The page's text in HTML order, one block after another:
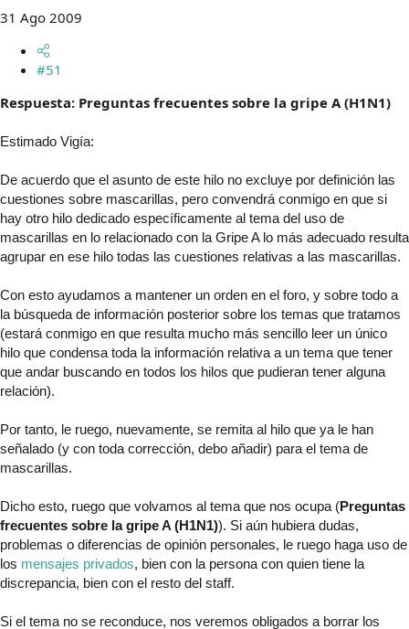
31 Ago 2009
#51
Respuesta: Preguntas frecuentes sobre la gripe A (H1N1)
Estimado Vigía:
De acuerdo que el asunto de este hilo no excluye por definición las
cuestiones sobre mascarillas, pero convendrá conmigo en que si
hay otro hilo dedicado específicamente al tema del uso de
mascarillas en lo relacionado con la Gripe A lo más adecuado resulta
agrupar en ese hilo todas las cuestiones relativas a las mascarillas.
Con esto ayudamos a mantener un orden en el foro, y sobre todo a
la búsqueda de información posterior sobre los temas que tratamos
(estará conmigo en que resulta mucho más sencillo leer un único
hilo que condensa toda la información relativa a un tema que tener
que andar buscando en todos los hilos que pudieran tener alguna
relación).
Por tanto, le ruego, nuevamente, se remita al hilo que ya le han
señalado (y con toda corrección, debo añadir) para el tema de
mascarillas.
Dicho esto, ruego que volvamos al tema que nos ocupa (Preguntas
frecuentes sobre la gripe A (H1N1)). Si aún hubiera dudas,
problemas o diferencias de opinión personales, le ruego haga uso de
los mensajes privados, bien con la persona con quien tiene la
discrepancia, bien con el resto del staff.
Si el tema no se reconduce, nos veremos obligados a borrar los